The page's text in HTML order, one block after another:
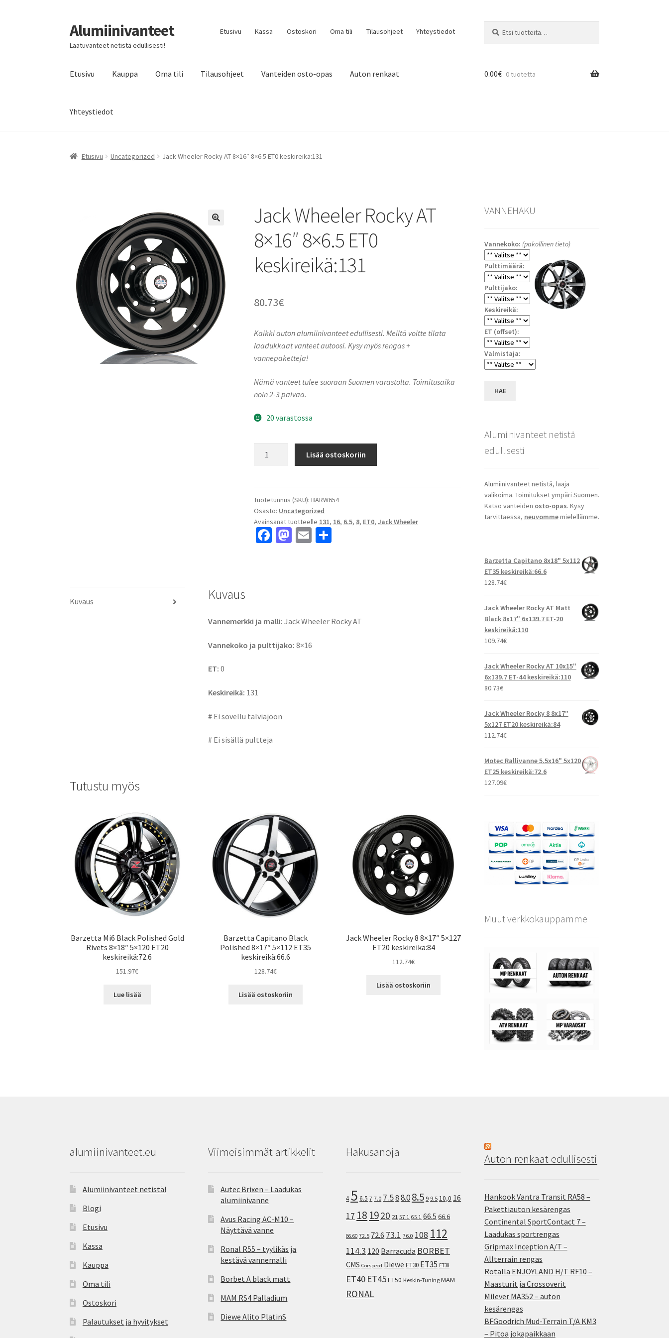
Siirry
navigointiin
Siirry
sisältöön
Alumiinivanteet
Laatuvanteet netistä edullisesti!
Etusivu Kassa Ostoskori Oma tili Tilausohjeet Yhteystiedot
Etusivu Kauppa Oma tili Tilausohjeet Vanteiden osto-opas Auton renkaat
Yhteystiedot
0.00€ 0 tuotetta
Etusivu Uncategorized Jack Wheeler Rocky AT 8×16″ 8×6.5 ET0 keskireikä:131
Jack Wheeler Rocky AT
8×16″ 8×6.5 ET0
keskireikä:131
80.73€
Kaikki auton alumiinivanteet edullisesti. Meiltä voitte tilata
laadukkaat vanteet autoosi. Kysy myös rengas +
vannepaketteja!
Nämä vanteet tulee suoraan Suomen varastolta. Toimitusaika
noin 2-3 päivää.
20 varastossa
8x16"
8x6.5
ET0
keskireikä:131
Lisää ostoskoriin
Tuotetunnus (SKU):BARW654
Osasto: Uncategorized
Avainsanat tuotteelle 131, 16, 6.5, 8, ET0,Jack Wheeler
Fa
k
M
n
E
Kuvaus Kuvaus
Vannemerkki ja malli: Jack Wheeler Rocky AT
Vannekoko ja pulttijako: 8×16
ET: 0
Keskireikä: 131
# Ei sovellu talviajoon
# Ei sisällä pultteja
Tutustu myös
Barzetta Mi6 Black Polished Gold
Rivets 8×18″ 5×120 ET20
keskireikä:72.6
151.97€
Lue lisää
Barzetta Capitano Black
Polished 8×17″ 5×112 ET35
keskireikä:66.6
128.74€
Lisää ostoskoriin
Jack Wheeler Rocky 8 8×17″ 5×127
ET20 keskireikä:84
112.74€
Lisää ostoskoriin
VANNEHAKU
Vannekoko: (pakollinen tieto)
Pulttimäärä:
Pulttijako:
Keskireikä:
ET (offset):
Valmistaja:
HAE
Alumiinivanteet netistä
edullisesti
Alumiinivanteet netistä, laaja
valikoima. Toimitukset ympäri Suomen.
Katso vanteiden osto-opas. Kysy
tarvittaessa, neuvommemielellämme.
Barzetta Capitano 8x18" 5x112
ET35 keskireikä:66.6
128.74€
Jack Wheeler Rocky AT Matt
Black 8x17" 6x139.7 ET-20
keskireikä:110
109.74€
Jack Wheeler Rocky AT 10x15"
6x139.7 ET-44 keskireikä:110
80.73€
Jack Wheeler Rocky 8 8x17"
5x127 ET20 keskireikä:84
112.74€
Motec Rallivanne 5.5x16" 5x120
ET25 keskireikä:72.6
127.09€
Muut verkkokauppamme
alumiinivanteet.eu
Alumiinivanteet netistä!
Blogi
Etusivu
Kassa
Kauppa
Oma tili
Ostoskori
Palautukset ja hyvitykset
Viimeisimmät artikkelit
Autec Brixen – Laadukas
alumiinivanne
Avus Racing AC-M10 –
Näyttävä vanne
Ronal R55 – tyylikäs ja
kestävä vannemalli
Borbet A black matt
MAM RS4 Palladium
Diewe Alito PlatinS
Hakusanoja
4 5 6.5 7 7.0 7.588.08.5 9 9.5 10,0 16
17 18 1920 21 57.1 65.1 66.5 66.6
66.60 72.5 72.6 73.1 76.0 108 112
114.3 120 Barracuda BORBET
CMS Corspeed Diewe ET30 ET35 ET38
ET40 ET45ET50 Keskin-Tuning MAM
RONAL
Auton renkaat edullisesti
Hankook Vantra Transit RA58 –
Pakettiauton kesärengas
Continental SportContact 7 –
Laadukas sportrengas
Gripmax Inception A/T –
Allterrain rengas
Rotalla ENJOYLAND H/T RF10 –
Maasturit ja Crossoverit
Milever MA352 – auton
kesärengas
BFGoodrich Mud-Terrain T/A KM3
– Pitoa jokapaikkaan